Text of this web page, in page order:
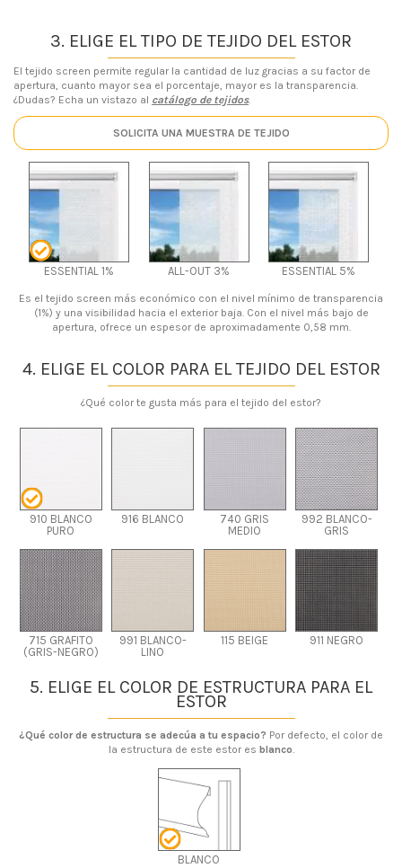
3. ELIGE EL TIPO DE TEJIDO DEL ESTOR
El tejido screen permite regular la cantidad de luz gracias a su factor de
apertura, cuanto mayor sea el porcentaje, mayor es la transparencia.
¿Dudas? Echa un vistazo al catálogo de tejidos.
SOLICITA UNA MUESTRA DE TEJIDO
ESSENTIAL 1% ALL-OUT 3% ESSENTIAL 5%
Es el tejido screen más económico con el nivel mínimo de transparencia
(1%) y una visibilidad hacia el exterior baja. Con el nivel más bajo de
apertura, ofrece un espesor de aproximadamente 0,58 mm.
4. ELIGE EL COLOR PARA EL TEJIDO DEL ESTOR
¿Qué color te gusta más para el tejido del estor?
910 BLANCO
PURO
916 BLANCO
740 GRIS
MEDIO
992 BLANCO-
GRIS
715 GRAFITO
(GRIS-NEGRO)
991 BLANCO-
LINO
115 BEIGE 911 NEGRO
5. ELIGE EL COLOR DE ESTRUCTURA PARA EL
ESTOR
¿Qué color de estructura se adecúa a tu espacio? Por defecto, el color de
la estructura de este estor es blanco
BLANCO